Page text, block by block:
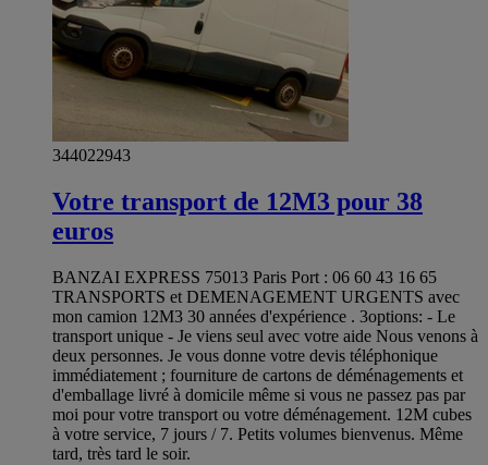
344022943
Votre transport de 12M3 pour 38
euros
BANZAI EXPRESS 75013 Paris Port : 06 60 43 16 65
TRANSPORTS et DEMENAGEMENT URGENTS avec
mon camion 12M3 30 années d'expérience . 3options: - Le
transport unique - Je viens seul avec votre aide Nous venons à
deux personnes. Je vous donne votre devis téléphonique
immédiatement ; fourniture de cartons de déménagements et
d'emballage livré à domicile même si vous ne passez pas par
moi pour votre transport ou votre déménagement. 12M cubes
à votre service, 7 jours / 7. Petits volumes bienvenus. Même
tard, très tard le soir.